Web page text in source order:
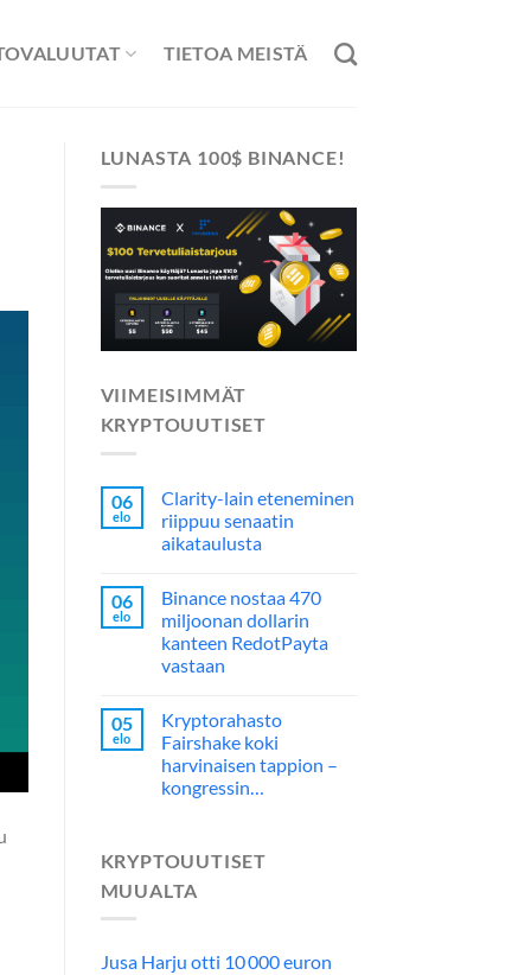
TIETOA MEISTÄ
LUNASTA 100$ BINANCE!
VIIMEISIMMÄT
KRYPTOUUTISET
06
elo
Clarity-lain eteneminen
riippuu senaatin
aikataulusta
06
elo
Binance nostaa 470
miljoonan dollarin
kanteen RedotPayta
vastaan
05
elo
Kryptorahasto
Fairshake koki
harvinaisen tappion –
kongressin…
KRYPTOUUTISET
MUUALTA
Jusa Harju otti 10 000 euron